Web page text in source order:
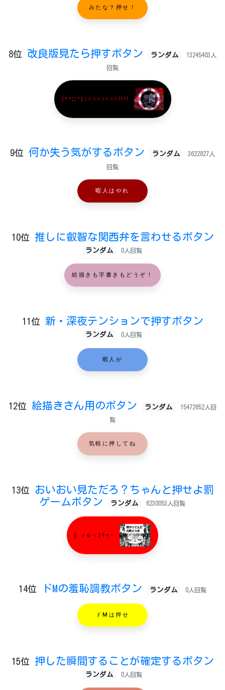
みたな？押せ！
8位 改良版見たら押すボタン ランダム 13245403人
回覧
(*^□^)ﾆｬﾊﾊﾊﾊﾊﾊ!!!!
9位 何か失う気がするボタン ランダム 3622827人
回覧
暇人はやれ
10位 推しに叡智な関西弁を言わせるボタン
ランダム 0人回覧
絵描きも字書きもどうぞ！
11位 新・深夜テンションで押すボタン
ランダム 0人回覧
暇人が
12位 絵描きさん用のボタン ランダム 15472652人回
覧
気軽に押してね
13位
おいおい見ただろ？ちゃんと押せよ罰
ゲームボタン
ランダム 6230053人回覧
( ＞o＜)ｷｬｰ
14位 ドMの羞恥調教ボタン ランダム 0人回覧
ドMは押せ
15位 押した瞬間することが確定するボタン
ランダム 0人回覧